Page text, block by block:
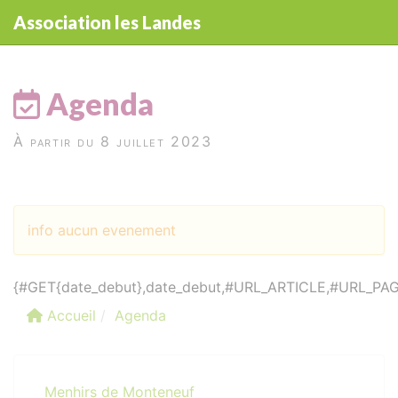
Association les Landes
Agenda
À partir du 8 juillet 2023
info aucun evenement
Accueil
Agenda
Menhirs de Monteneuf
Panneau de gestion des cookies